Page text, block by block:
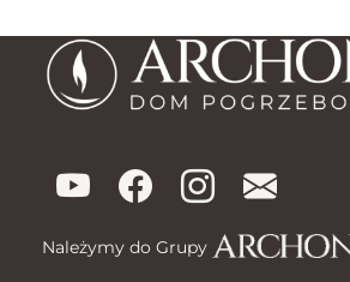
Należymy do Grupy